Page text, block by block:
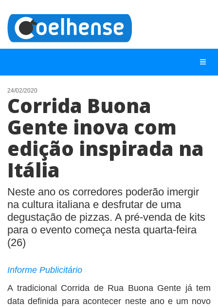
NOTÍCIAS
LISTA DIGITAL
TELEFONES ÚTEIS
ANUNCIE
BUSCAR
24/02/2020
Corrida Buona
Gente inova com
edição inspirada na
Itália
Neste ano os corredores poderão imergir
na cultura italiana e desfrutar de uma
degustação de pizzas. A pré-venda de kits
para o evento começa nesta quarta-feira
(26)
Informe Publicitário
A tradicional Corrida de Rua Buona Gente já tem
data definida para acontecer neste ano e um novo